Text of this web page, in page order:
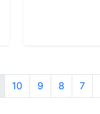
7
8
9
10